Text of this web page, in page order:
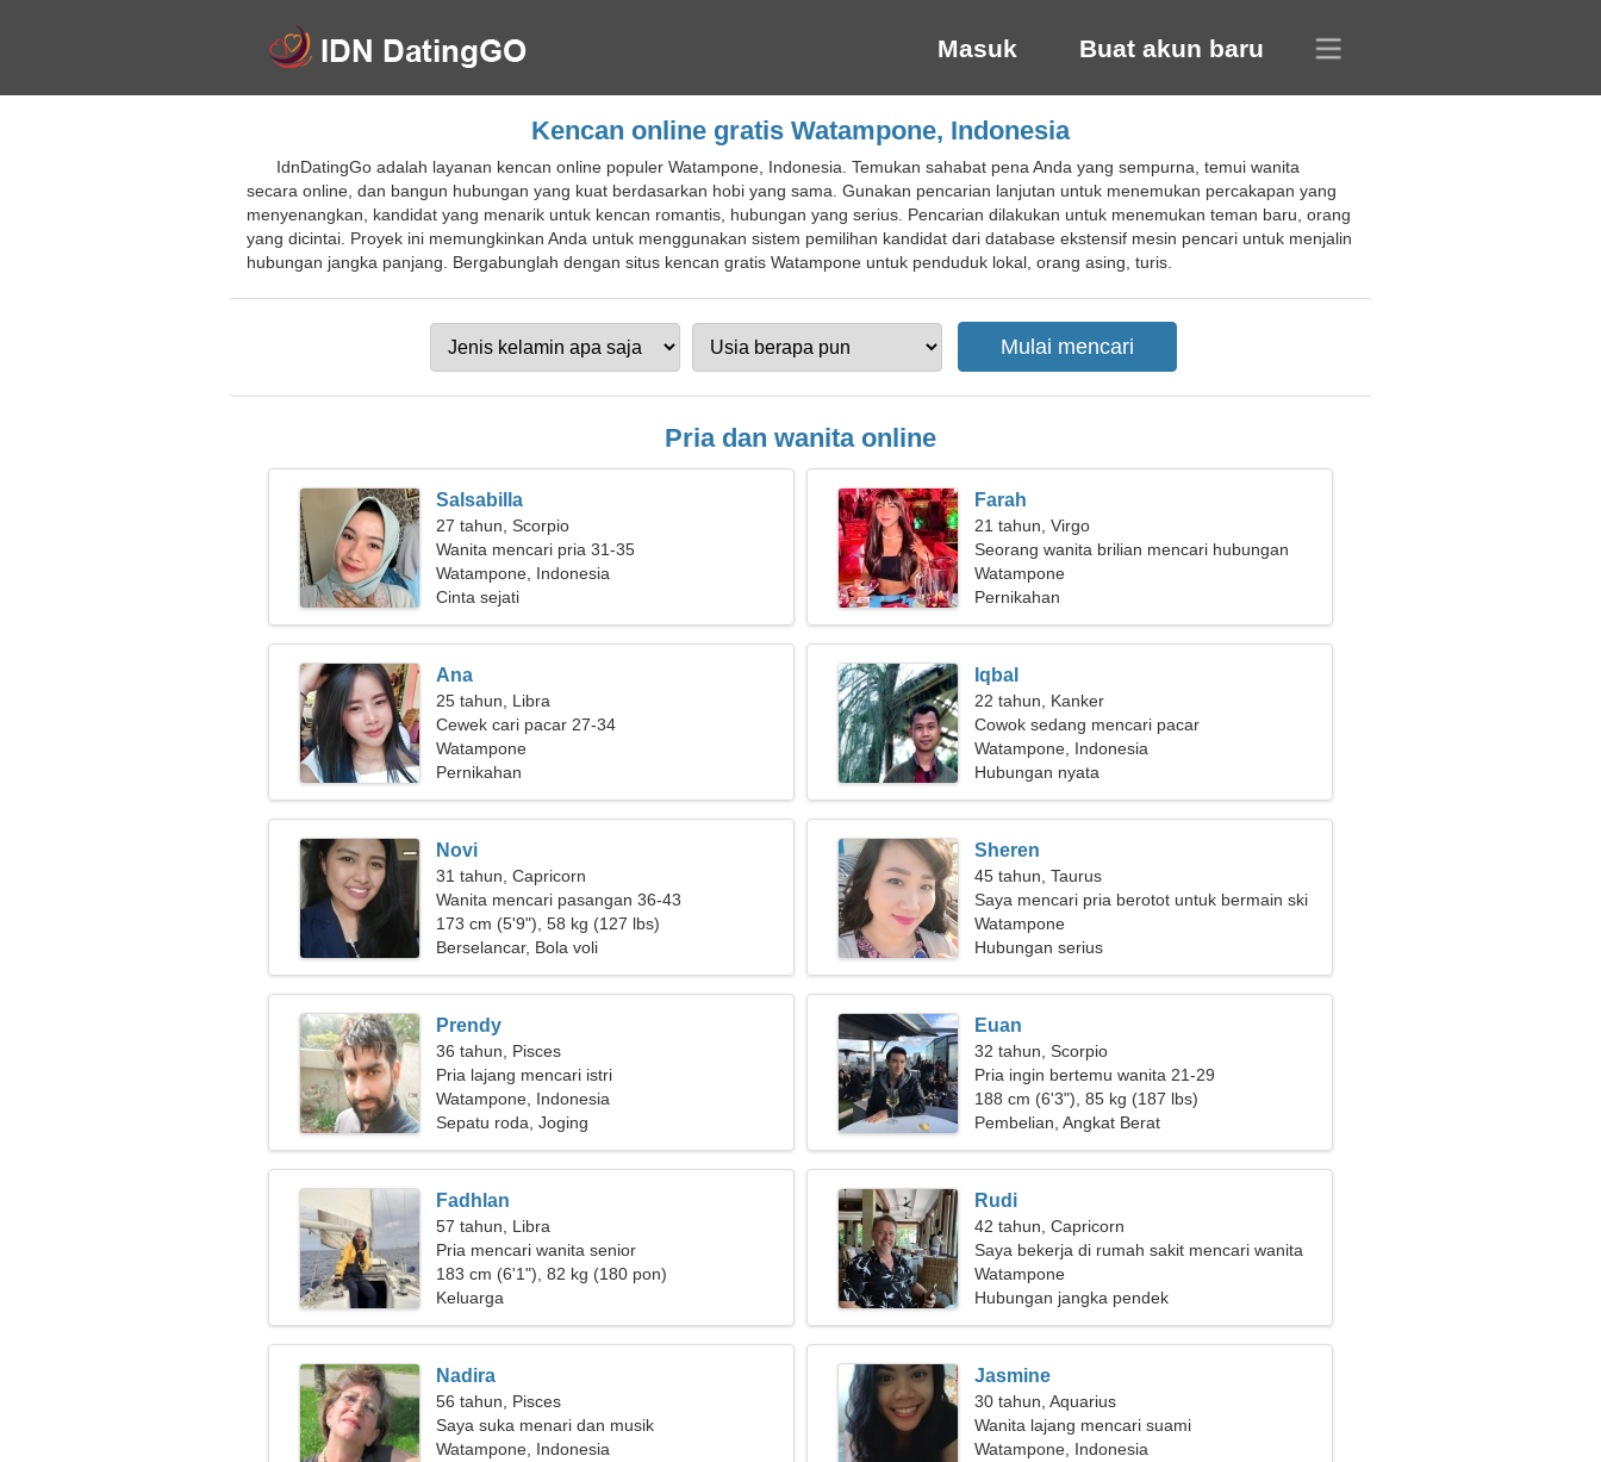
Masuk Buat akun baru
Kencan online gratis Watampone, Indonesia
IdnDatingGo adalah layanan kencan online populer Watampone, Indonesia. Temukan sahabat pena Anda yang sempurna, temui wanita
secara online, dan bangun hubungan yang kuat berdasarkan hobi yang sama. Gunakan pencarian lanjutan untuk menemukan percakapan yang
menyenangkan, kandidat yang menarik untuk kencan romantis, hubungan yang serius. Pencarian dilakukan untuk menemukan teman baru, orang
yang dicintai. Proyek ini memungkinkan Anda untuk menggunakan sistem pemilihan kandidat dari database ekstensif mesin pencari untuk menjalin
hubungan jangka panjang. Bergabunglah dengan situs kencan gratis Watampone untuk penduduk lokal, orang asing, turis.
Pria dan wanita online
Salsabilla
27 tahun, Scorpio
Wanita mencari pria 31-35
Watampone, Indonesia
Cinta sejati
Farah
21 tahun, Virgo
Seorang wanita brilian mencari hubungan
cinta
Watampone
Pernikahan
Ana
25 tahun, Libra
Cewek cari pacar 27-34
Watampone
Pernikahan
Iqbal
22 tahun, Kanker
Cowok sedang mencari pacar
Watampone, Indonesia
Hubungan nyata
Novi
31 tahun, Capricorn
Wanita mencari pasangan 36-43
173 cm (5'9"), 58 kg (127 lbs)
Berselancar, Bola voli
Sheren
45 tahun, Taurus
Saya mencari pria berotot untuk bermain ski
bersama
Watampone
Hubungan serius
Prendy
36 tahun, Pisces
Pria lajang mencari istri
Watampone, Indonesia
Sepatu roda, Joging
Euan
32 tahun, Scorpio
Pria ingin bertemu wanita 21-29
188 cm (6'3"), 85 kg (187 lbs)
Pembelian, Angkat Berat
Fadhlan
57 tahun, Libra
Pria mencari wanita senior
183 cm (6'1"), 82 kg (180 pon)
Keluarga
Rudi
42 tahun, Capricorn
Saya bekerja di rumah sakit mencari wanita
yang baik
Watampone
Hubungan jangka pendek
Nadira
56 tahun, Pisces
Saya suka menari dan musik
Watampone, Indonesia
Jasmine
30 tahun, Aquarius
Wanita lajang mencari suami
Watampone, Indonesia